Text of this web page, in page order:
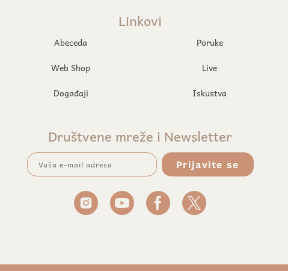
Linkovi
Abeceda Poruke
Web Shop Live
Događaji Iskustva
Društvene mreže i Newsletter